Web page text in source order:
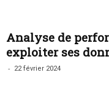
Analyse de
exploiter ses
- 22 février 2024